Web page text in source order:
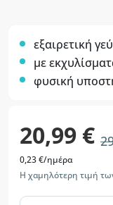
εξαιρετική
με
φυσική
20,99 €
0,23 €/ημέρα
Η χαμηλότερη τιμή